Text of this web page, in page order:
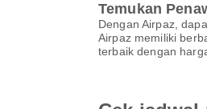
Temukan
Dengan Airpaz,
Airpaz memiliki
terbaik dengan